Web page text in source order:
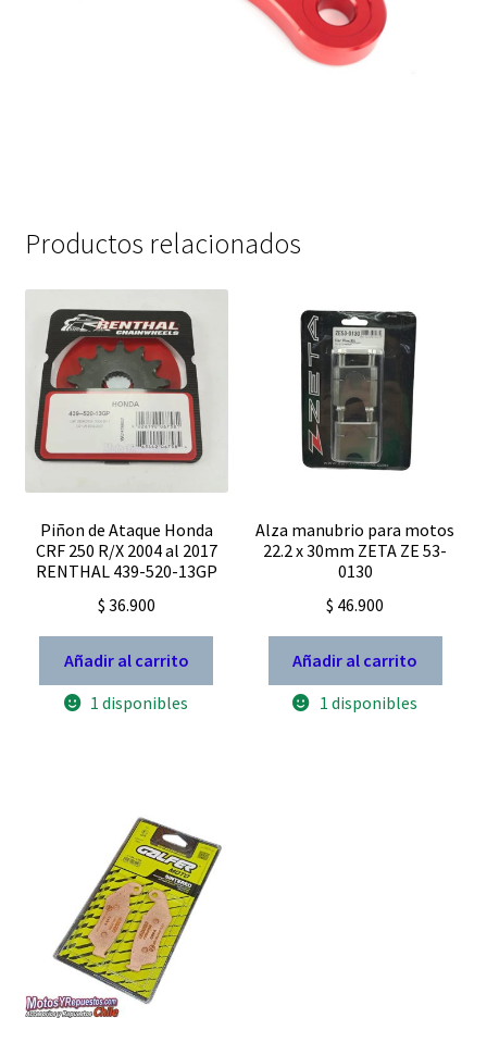
Productos relacionados
Piñon de Ataque Honda
CRF 250 R/X 2004 al 2017
RENTHAL 439-520-13GP
$ 36.900
Añadir al carrito
1 disponibles
Alza manubrio para motos
22.2 x 30mm ZETA ZE 53-
0130
$ 46.900
Añadir al carrito
1 disponibles